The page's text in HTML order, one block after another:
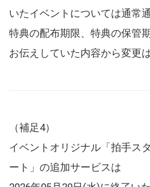
いたイベントについては通常
特典の配布期限、特典の保管
お伝えしていた内容から変更
（補足4）
イベントオリジナル「拍手ス
ート」の追加サービスは